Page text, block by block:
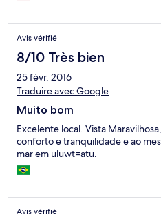
Avis vérifié
8/10 Très bien
25 févr. 2016
Traduire avec Google
Muito bom
Excelente local. Vista
conforto e tranquilidade e ao
mar em uluwt=atu.
Avis vérifié